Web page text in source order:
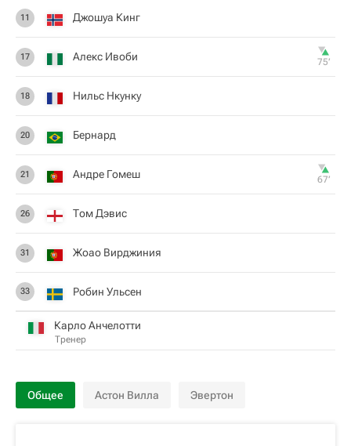
11 Джошуа Кинг
17 Алекс Ивоби 75‎’‎
18 Нильс Нкунку
20 Бернард
21 Андре Гомеш 67‎’‎
26 Том Дэвис
31 Жоао Вирджиния
33 Робин Ульсен
Карло Анчелотти
Тренер
Общее Астон Вилла Эвертон